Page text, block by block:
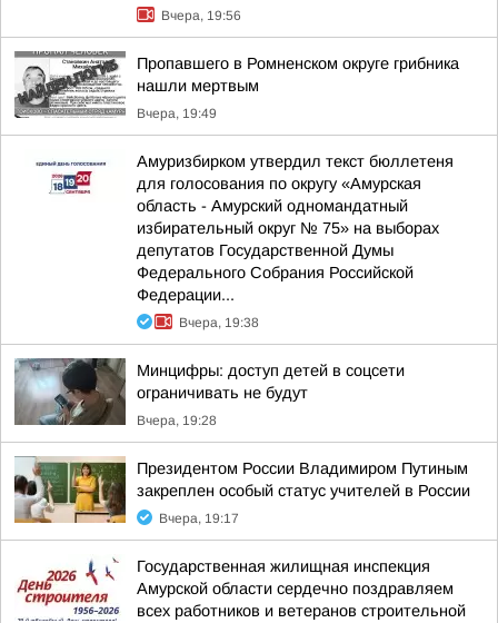
Вчера, 19:56
Пропавшего в Ромненском округе грибника
нашли мертвым
Вчера, 19:49
Амуризбирком утвердил текст бюллетеня
для голосования по округу «Амурская
область - Амурский одномандатный
избирательный округ № 75» на выборах
депутатов Государственной Думы
Федерального Собрания Российской
Федерации...
Вчера, 19:38
Минцифры: доступ детей в соцсети
ограничивать не будут
Вчера, 19:28
Президентом России Владимиром Путиным
закреплен особый статус учителей в России
Вчера, 19:17
Государственная жилищная инспекция
Амурской области сердечно поздравляем
всех работников и ветеранов строительной